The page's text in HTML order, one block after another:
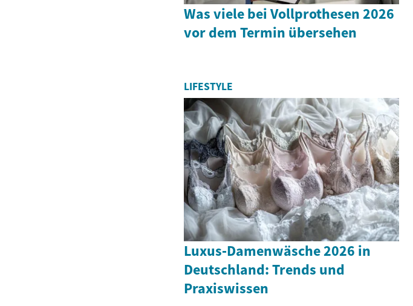
Was viele bei Vollprothesen 2026
vor dem Termin übersehen
LIFESTYLE
Luxus‑Damenwäsche 2026 in
Deutschland: Trends und
Praxiswissen